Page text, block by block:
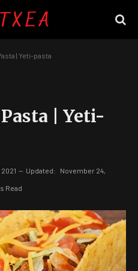
| Yeti-pasta
| Yeti-
Updated: November 24,
Read